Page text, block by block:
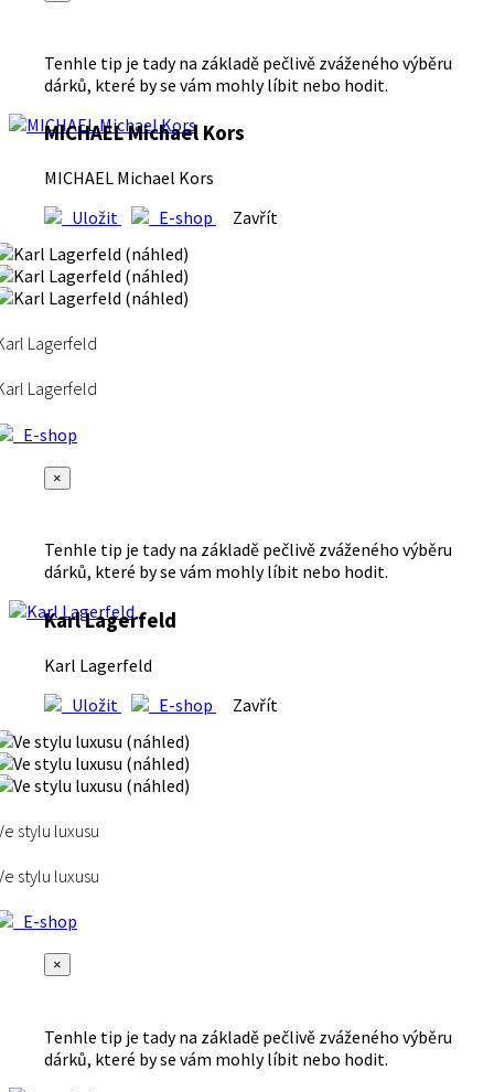
Tenhle tip je tady na základě pečlivě zváženého výběru
dárků, které by se vám mohly líbit nebo hodit.
MICHAEL Michael Kors
MICHAEL Michael Kors
Uložit
E-shop Zavřít
Lagerfeld
Lagerfeld
E-shop
×
Tenhle tip je tady na základě pečlivě zváženého výběru
dárků, které by se vám mohly líbit nebo hodit.
Karl Lagerfeld
Karl Lagerfeld
Uložit
E-shop Zavřít
stylu luxusu
stylu luxusu
E-shop
×
Tenhle tip je tady na základě pečlivě zváženého výběru
dárků, které by se vám mohly líbit nebo hodit.